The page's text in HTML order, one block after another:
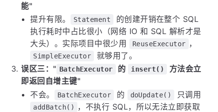
能"
提升有限。
Statement
的创建开销在整个 SQL
执行耗时中占比很小（网络 IO 和 SQL 解析才是
大头）。实际项目中很少用
ReuseExecutor ，
SimpleExecutor
就够用了。
误区三：" BatchExecutor 的 insert()
方法会立
即返回自增主键"
不会。
BatchExecutor 的 doUpdate() 只调用
addBatch()
，不执行 SQL，所以无法立即获取